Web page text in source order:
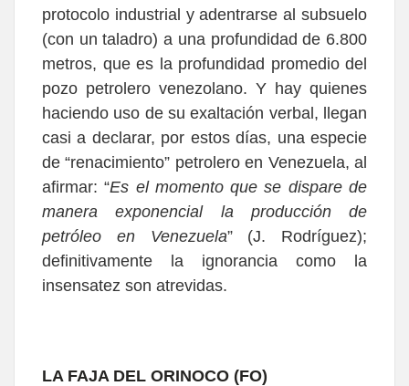
protocolo industrial y adentrarse al subsuelo
(con un taladro) a una profundidad de 6.800
metros, que es la profundidad promedio del
pozo petrolero venezolano. Y hay quienes
haciendo uso de su exaltación verbal, llegan
casi a declarar, por estos días, una especie
de “renacimiento” petrolero en Venezuela, al
afirmar: “Es el momento que se dispare de
manera exponencial la producción de
petróleo en Venezuela” (J. Rodríguez);
definitivamente la ignorancia como la
insensatez son atrevidas.
LA FAJA DEL ORINOCO (FO)